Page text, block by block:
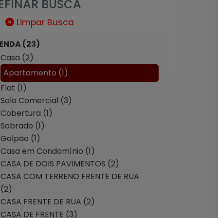
BUSCA
Limpar Busca
(23)
Casa (2)
Apartamento (1)
Flat (1)
Sala Comercial (3)
Cobertura (1)
Sobrado (1)
Galpão (1)
Casa em Condomínio (1)
CASA DE DOIS PAVIMENTOS (2)
CASA COM TERRENO FRENTE DE RUA
(2)
CASA FRENTE DE RUA (2)
CASA DE FRENTE (3)